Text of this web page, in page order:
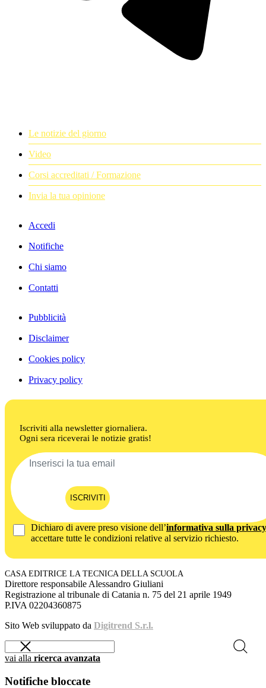
Le notizie del giorno
Video
Corsi accreditati / Formazione
Invia la tua opinione
Accedi
Notifiche
Chi siamo
Contatti
Pubblicità
Disclaimer
Cookies policy
Privacy policy
Iscriviti alla newsletter giornaliera.
Ogni sera riceverai le notizie gratis!
ISCRIVITI
Dichiaro di avere preso visione dell’informativa sulla privacy
accettare tutte le condizioni relative al servizio richiesto.
CASA EDITRICE LA TECNICA DELLA SCUOLA
Direttore responsabile Alessandro Giuliani
Registrazione al tribunale di Catania n. 75 del 21 aprile 1949
P.IVA 02204360875
Sito Web sviluppato da Digitrend S.r.l.
vai alla ricerca avanzata
Notifiche bloccate